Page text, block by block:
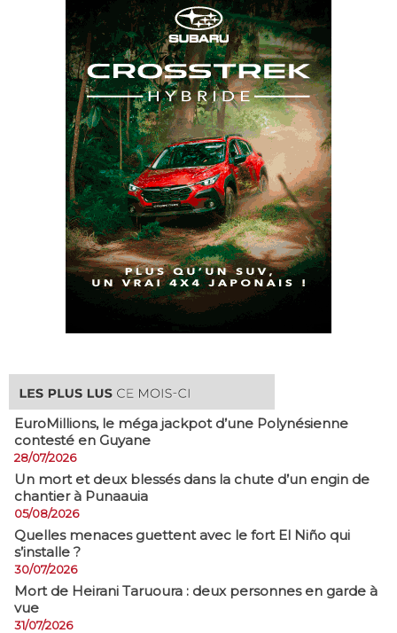
EuroMillions, ​le méga jackpot d’une Polynésienne
contesté en Guyane
28/07/2026
​Un mort et deux blessés dans la chute d’un engin de
chantier à Punaauia
05/08/2026
Quelles menaces guettent avec le fort El Niño qui
s’installe ?
30/07/2026
Mort de Heirani Taruoura : deux personnes en garde à
vue
31/07/2026